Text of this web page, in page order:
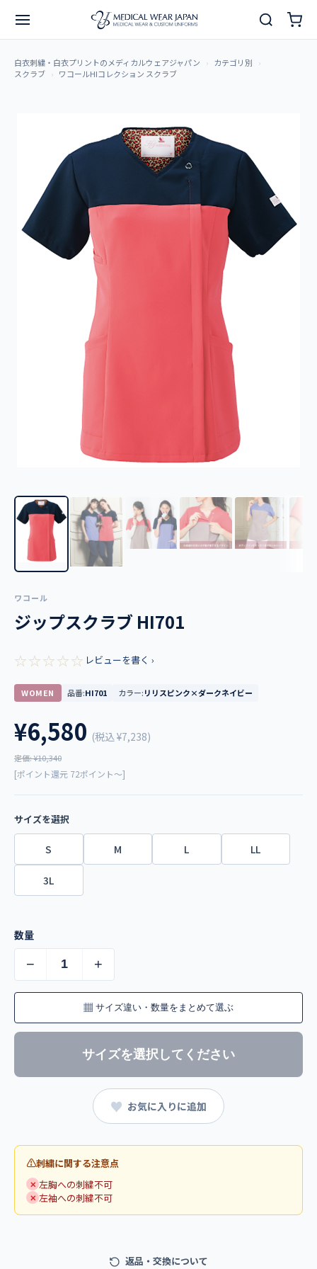
白衣刺繍・白衣プリントのメディカルウェアジャパン
カテゴリ別
スクラブ
ワコールHIコレクション スクラブ
ワコール
ジップスクラブ HI701
☆☆☆☆☆ レビューを書く ›
WOMEN 品番:HI701 カラー:リリスピンク×ダークネイビー
¥6,580 (税込¥7,238)
定価: ¥10,340
[ポイント還元 72ポイント～]
サイズを選択
S M L LL
3L
数量
− +
▦ サイズ違い・数量をまとめて選ぶ
サイズを選択してください
♥ お気に入りに追加
刺繍に関する注意点
✕ 左胸への刺繍不可
✕ 左袖への刺繍不可
返品・交換について